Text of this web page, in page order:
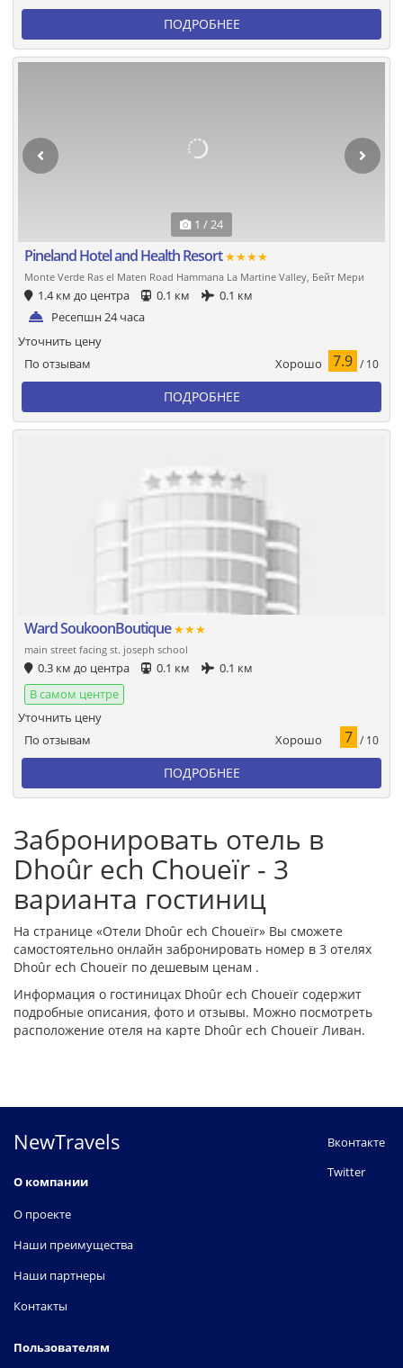
ПОДРОБНЕЕ
1 / 24
Pineland Hotel and Health Resort★★★★
Monte Verde Ras el Maten Road Hammana La Martine Valley, Бейт Мери
1.4 км до центра 0.1 км
0.1 км
Ресепшн 24 часа
По отзывам Хорошо 7.9 / 10
Уточнить цену
ПОДРОБНЕЕ
Ward SoukoonBoutique★★★
main street facing st. joseph school
0.3 км до центра 0.1 км
0.1 км
В самом центре
По отзывам Хорошо 7 / 10
Уточнить цену
ПОДРОБНЕЕ
Забронировать отель в
Dhoûr ech Choueïr - 3
варианта гостиниц
На странице «Отели Dhoûr ech Choueïr» Вы сможете
самостоятельно онлайн забронировать номер в 3 отелях
Dhoûr ech Choueïr по дешевым ценам .
Информация о гостиницах Dhoûr ech Choueïr содержит
подробные описания, фото и отзывы. Можно посмотреть
расположение отеля на карте Dhoûr ech Choueïr Ливан.
NewTravels
О компании
О проекте
Наши преимущества
Наши партнеры
Контакты
Пользователям
Вконтакте
Twitter